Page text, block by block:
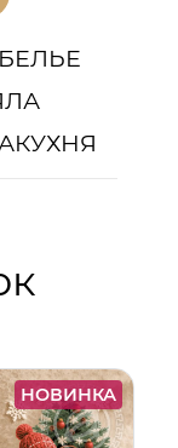
КУХНЯ
НОВИНКА